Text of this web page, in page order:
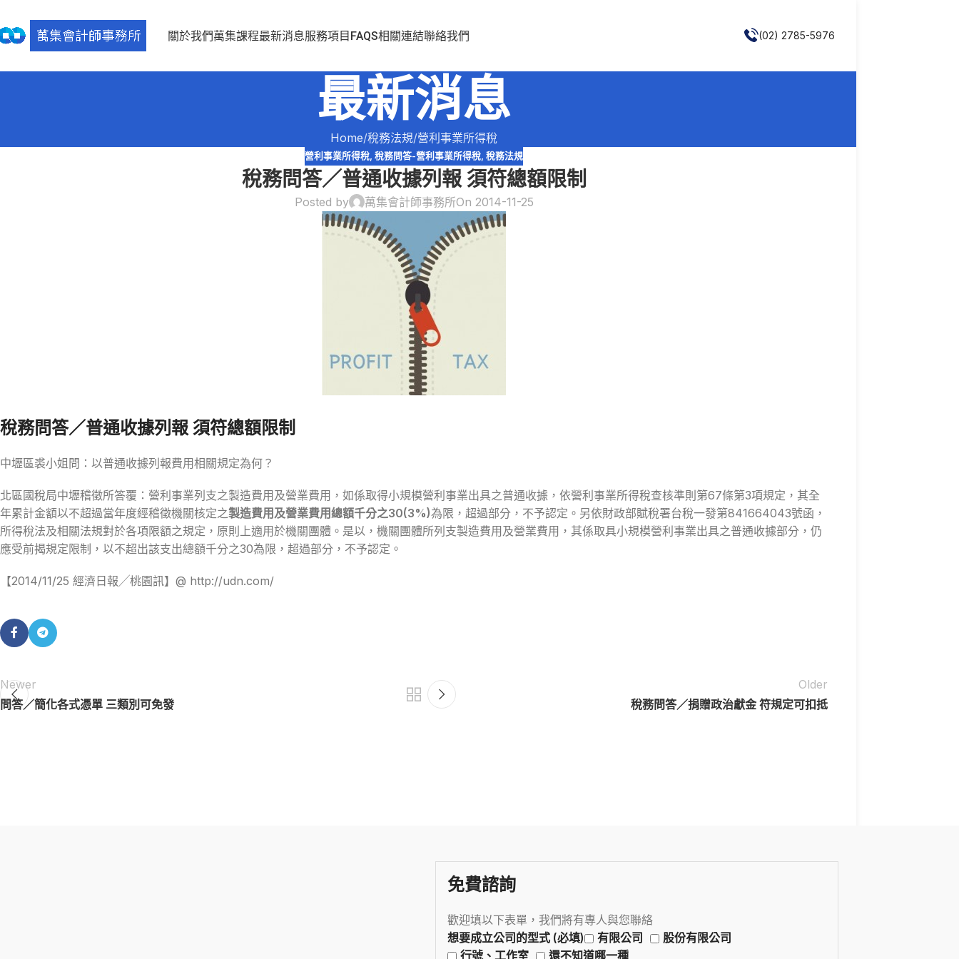
關於我們萬集課程最新消息服務項目 FAQS相關連結聯絡我們 (02) 2785-5976
最新消息
Home 稅務法規 營利事業所得稅
營利事業所得稅, 稅務問答-營利事業所得稅, 稅務法規
稅務問答／普通收據列報 須符總額限制
Posted by 萬集會計師事務所On 2014-11-25
稅務問答／普通收據列報 須符總額限制
中壢區裘小姐問：以普通收據列報費用相關規定為何？
北區國稅局中壢稽徵所答覆：營利事業列支之製造費用及營業費用，如係取得小規模營利事業出具之普通收據，依營利事業所得稅查核準則第67條第3項規定，其全
年累計金額以不超過當年度經稽徵機關核定之製造費用及營業費用總額千分之30(3%)為限，超過部分，不予認定。另依財政部賦稅署台稅一發第841664043號函，
所得稅法及相關法規對於各項限額之規定，原則上適用於機關團體。是以，機關團體所列支製造費用及營業費用，其係取具小規模營利事業出具之普通收據部分，仍
應受前揭規定限制，以不超出該支出總額千分之30為限，超過部分，不予認定。
【2014/11/25 經濟日報╱桃園訊】@ http://udn.com/
Newer
問答／簡化各式憑單 三類別可免發
Older
稅務問答／捐贈政治獻金 符規定可扣抵
免費諮詢
歡迎填以下表單，我們將有專人與您聯絡
想要成立公司的型式 (必填)
有限公司
股份有限公司
行號、工作室
還不知道哪一種